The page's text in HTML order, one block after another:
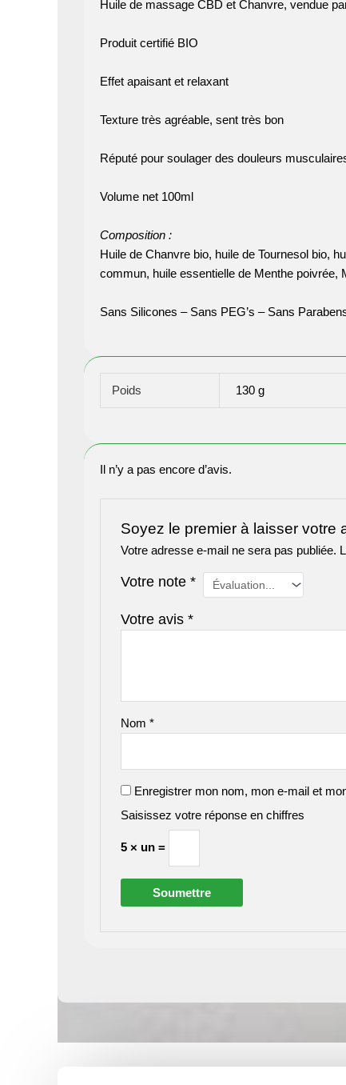
Huile de massage CBD et Chanvre, vendue
Produit certifié BIO
Effet apaisant et relaxant
Texture très agréable, sent très bon
Réputé pour soulager des douleurs
Volume net 100ml
Composition :
Huile de Chanvre bio, huile de Tournesol bio,
commun, huile essentielle de Menthe poivrée,
Sans Silicones – Sans PEG’s – Sans
Poids 130 g
Il n’y a pas encore d’avis.
Soyez le premier à laisser votre
Votre adresse e-mail ne sera pas publiée.
Votre note*
Votre avis*
Nom*
Enregistrer mon nom, mon e-mail et
Saisissez votre réponse en chiffres
5 × un =